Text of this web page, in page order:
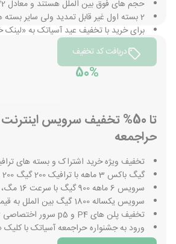
حجم های فوق بین الملل هستند و معادل 1/2 ترافیک داخلی
2 بسته اول غیر قابل تمدید ولی سایر بسته ها تمدید می شود
برای خرید با تخفیف عید آسیاتک به «لینک خرید» مراجعه کنید
دریافت کد تخفیف
50%
تا 50% تخفیف سرویس
حراجمعه
تخفیف ویژه خرید اشتراک و بسته های
گیگ باکس 3 ماهه با ترافیک 200 گیگ 200 هزار تومان
سرویس 6 ماهه 900 گیگ با سرعت 16 مگ، 299 هزار تومان
سرویس یکساله 1800 گیگ بین الملل به قیمت 499000 تومان
تخفیف پلن های P4 و p5 سرور اختصاصی 3، 6 و 12 ماهه
ورود به جشنواره حراجمعه آسیاتک با